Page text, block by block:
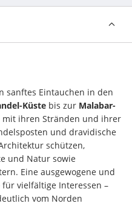
sanftes Eintauchen in den
Küste bis zur Malabar-
ihren Stränden und ihrer
und dravidische
schützen,
und Natur sowie
Eine ausgewogene und
für vielfältige Interessen –
vom Norden